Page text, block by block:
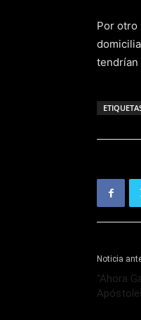
Por otro
tendrían
Noticia
“Ahora